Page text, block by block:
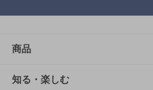
商品
商品TOP
知る・楽しむ